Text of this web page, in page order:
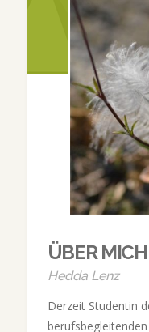
ÜBER MICH
Hedda Lenz
Derzeit Studentin